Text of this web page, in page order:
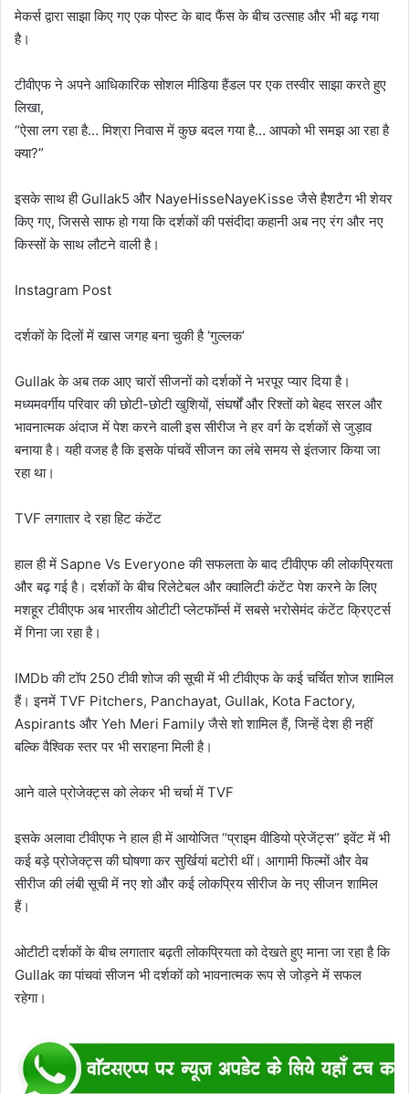
मेकर्स द्वारा साझा किए गए एक पोस्ट के बाद फैंस के बीच उत्साह और भी बढ़ गया
है।
टीवीएफ ने अपने आधिकारिक सोशल मीडिया हैंडल पर एक तस्वीर साझा करते हुए
लिखा,
“ऐसा लग रहा है… मिश्रा निवास में कुछ बदल गया है… आपको भी समझ आ रहा है
क्या?”
इसके साथ ही Gullak5 और NayeHisseNayeKisse जैसे हैशटैग भी शेयर
किए गए, जिससे साफ हो गया कि दर्शकों की पसंदीदा कहानी अब नए रंग और नए
किस्सों के साथ लौटने वाली है।
Instagram Post
दर्शकों के दिलों में खास जगह बना चुकी है ‘गुल्लक’
Gullak के अब तक आए चारों सीजनों को दर्शकों ने भरपूर प्यार दिया है।
मध्यमवर्गीय परिवार की छोटी-छोटी खुशियों, संघर्षों और रिश्तों को बेहद सरल और
भावनात्मक अंदाज में पेश करने वाली इस सीरीज ने हर वर्ग के दर्शकों से जुड़ाव
बनाया है। यही वजह है कि इसके पांचवें सीजन का लंबे समय से इंतजार किया जा
रहा था।
TVF लगातार दे रहा हिट कंटेंट
हाल ही में Sapne Vs Everyone की सफलता के बाद टीवीएफ की लोकप्रियता
और बढ़ गई है। दर्शकों के बीच रिलेटेबल और क्वालिटी कंटेंट पेश करने के लिए
मशहूर टीवीएफ अब भारतीय ओटीटी प्लेटफॉर्म्स में सबसे भरोसेमंद कंटेंट क्रिएटर्स
में गिना जा रहा है।
IMDb की टॉप 250 टीवी शोज की सूची में भी टीवीएफ के कई चर्चित शोज शामिल
हैं। इनमें TVF Pitchers, Panchayat, Gullak, Kota Factory,
Aspirants और Yeh Meri Family जैसे शो शामिल हैं, जिन्हें देश ही नहीं
बल्कि वैश्विक स्तर पर भी सराहना मिली है।
आने वाले प्रोजेक्ट्स को लेकर भी चर्चा में TVF
इसके अलावा टीवीएफ ने हाल ही में आयोजित “प्राइम वीडियो प्रेजेंट्स” इवेंट में भी
कई बड़े प्रोजेक्ट्स की घोषणा कर सुर्खियां बटोरी थीं। आगामी फिल्मों और वेब
सीरीज की लंबी सूची में नए शो और कई लोकप्रिय सीरीज के नए सीजन शामिल
हैं।
ओटीटी दर्शकों के बीच लगातार बढ़ती लोकप्रियता को देखते हुए माना जा रहा है कि
Gullak का पांचवां सीजन भी दर्शकों को भावनात्मक रूप से जोड़ने में सफल
रहेगा।